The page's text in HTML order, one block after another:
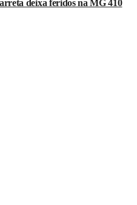
deixa feridos na MG 410